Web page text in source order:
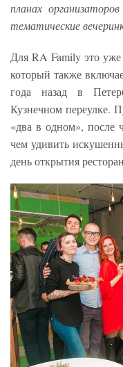
планах
тематические
Для RA Family это
который также
года назад в
Кузнечном переулке.
«два в одном», после
чем удивить
день открытия